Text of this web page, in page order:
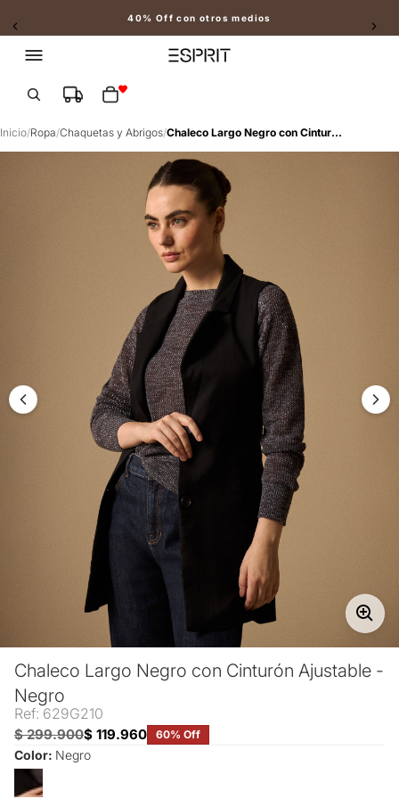
40% Off con otros medios
Slide 2 of 2
Inicio/Ropa/Chaquetas y Abrigos/ Chaleco Largo Negro con Cinturón Ajustable - Negro
Chaleco Largo Negro con Cinturón Ajustable -
Negro
Ref: 629G210
$ 299.900$ 119.960 60% Off
Color: Negro